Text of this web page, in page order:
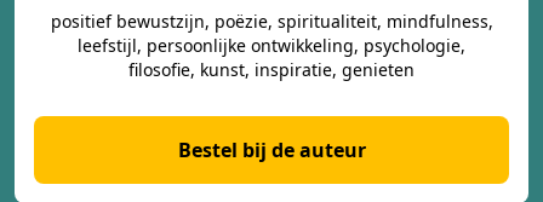
positief bewustzijn, poëzie, spiritualiteit, mindfulness,
leefstijl, persoonlijke ontwikkeling, psychologie,
filosofie, kunst, inspiratie, genieten
Bestel bij de auteur